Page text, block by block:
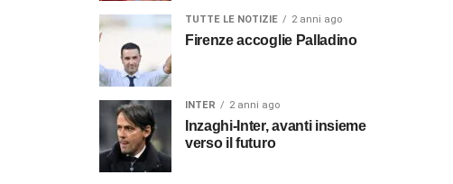
TUTTE LE NOTIZIE 2 anni ago
Firenze accoglie Palladino
INTER 2 anni ago
Inzaghi-Inter, avanti insieme
verso il futuro